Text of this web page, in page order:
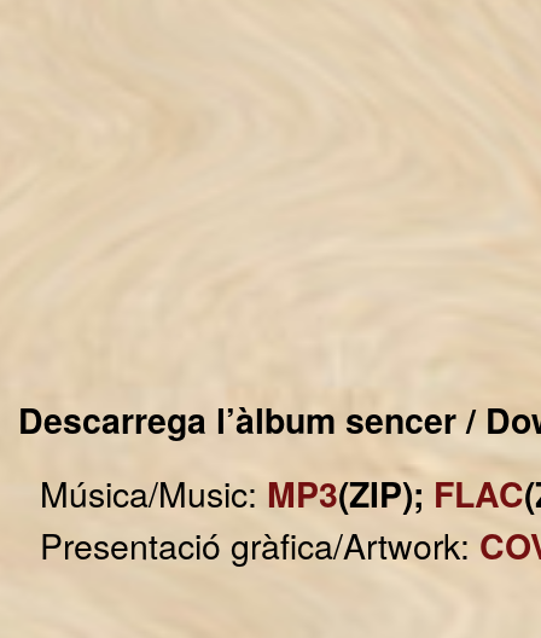
Descarrega l’àlbum sencer /
Música/Music: MP3(ZIP); FLAC
Presentació gràfica/Artwork: